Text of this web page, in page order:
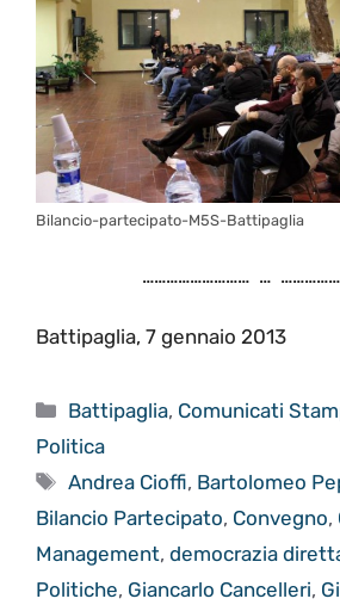
Bilancio-partecipato-M5S-Battipaglia
……………………… …
Battipaglia, 7 gennaio 2013
Categorie
Battipaglia, Comunicati
Politica
Tag
Andrea Cioffi, Bartolomeo
Bilancio Partecipato, Convegno,
Management, democrazia
Politiche, Giancarlo Cancelleri,